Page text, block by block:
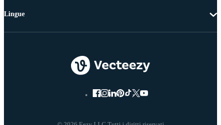
Lingue